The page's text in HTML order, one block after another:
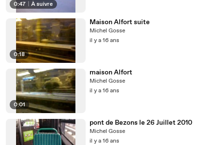
0:47 À suivre
0:18
Maison Alfort suite
Michel Gosse
il y a 16 ans
0:01
maison Alfort
Michel Gosse
il y a 16 ans
pont de Bezons le 26 Juillet 2010
Michel Gosse
il y a 16 ans